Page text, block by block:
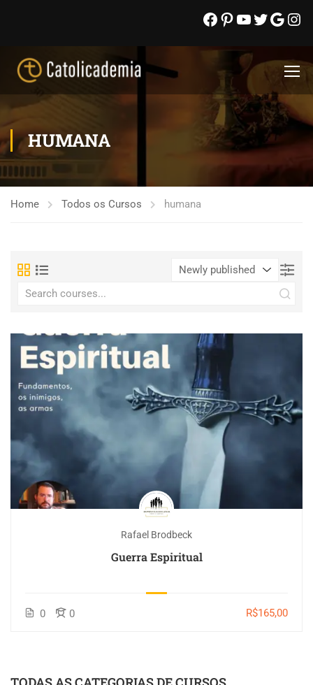
HUMANA
Home Todos os Cursos humana
Rafael Brodbeck
Guerra Espiritual
0 0 R$165,00